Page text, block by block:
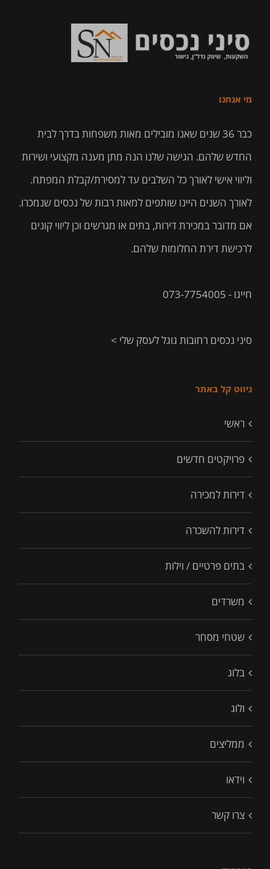
מי אנחנו
כבר 36 שנים שאנו מובילים מאות משפחות בדרך לבית
החדש שלהם. הגישה שלנו הנה מתן מענה מקצועי ושירות
וליווי אישי לאורך כל השלבים עד למסירת/קבלת המפתח.
לאורך השנים היינו שותפים למאות רבות של נכסים שנמכרו.
אם מדובר במכירת דירות, בתים או מגרשים וכן ליווי קונים
לרכישת דירת החלומות שלהם.
חייגו - 073-7754005
סיני נכסים רחובות גוגל לעסק שלי >
ניווט קל באתר
ראשי
פרויקטים חדשים
דירות למכירה
דירות להשכרה
בתים פרטיים / וילות
משרדים
שטחי מסחר
בלוג
ולוג
ממליצים
וידאו
צרו קשר